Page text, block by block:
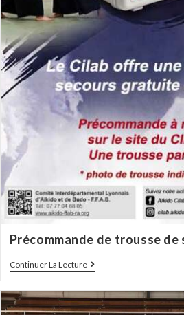
Précommande de trousse de
Continuer La Lecture